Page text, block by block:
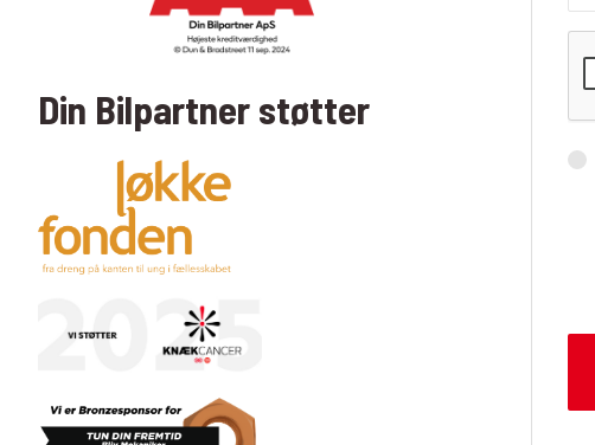
Din Bilpartner støtter